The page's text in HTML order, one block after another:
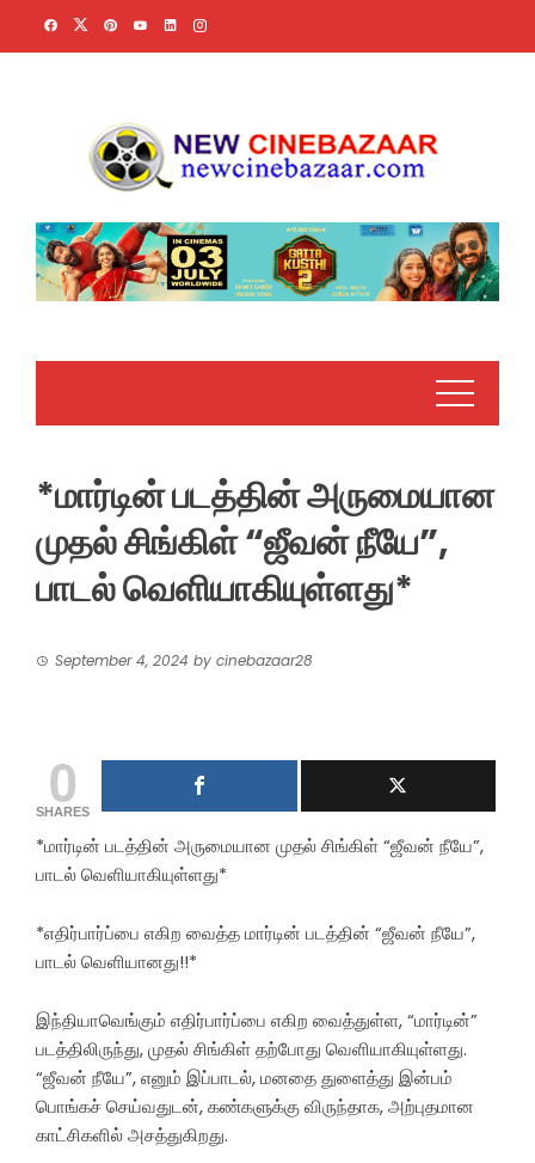
*மார்டின் படத்தின் அருமையான
முதல் சிங்கிள் “ஜீவன் நீயே”,
பாடல் வெளியாகியுள்ளது*
September 4, 2024 by cinebazaar28
0
SHARES
*மார்டின் படத்தின் அருமையான முதல் சிங்கிள் “ஜீவன் நீயே”,
பாடல் வெளியாகியுள்ளது*
*எதிர்பார்ப்பை எகிற வைத்த மார்டின் படத்தின் “ஜீவன் நீயே”,
பாடல் வெளியானது!!*
இந்தியாவெங்கும் எதிர்பார்ப்பை எகிற வைத்துள்ள, “மார்டின்”
படத்திலிருந்து, முதல் சிங்கிள் தற்போது வெளியாகியுள்ளது.
“ஜீவன் நீயே”, எனும் இப்பாடல், மனதை துளைத்து இன்பம்
பொங்கச் செய்வதுடன், கண்களுக்கு விருந்தாக, அற்புதமான
காட்சிகளில் அசத்துகிறது.